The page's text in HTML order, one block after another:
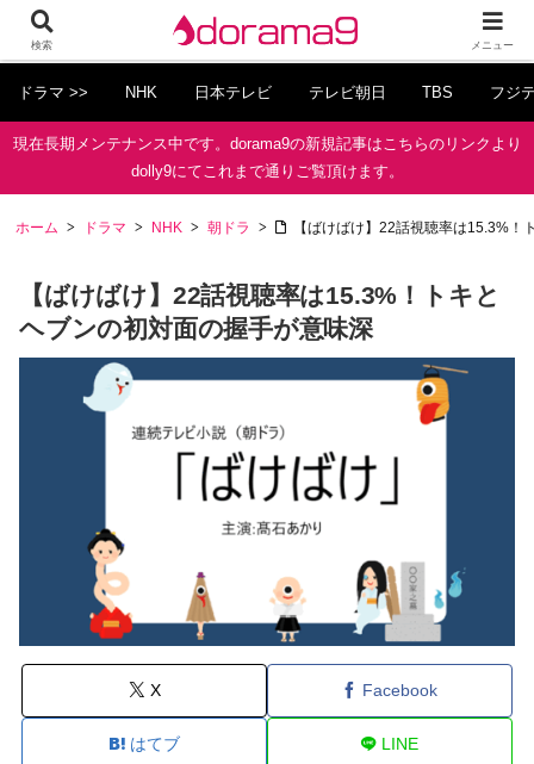
ドラマ >> NHK 日本テレビ テレビ朝日 TBS フジ
現在長期メンテナンス中です。dorama9の新規記事はこちらのリンクより
dolly9にてこれまで通りご覧頂けます。
ホーム ドラマ NHK 朝ドラ 【ばけばけ】22話視聴率は15.3%
【ばけばけ】22話視聴率は15.3%！トキと
ヘブンの初対面の握手が意味深
X Facebook
はてブ LINE
検索 メニュー